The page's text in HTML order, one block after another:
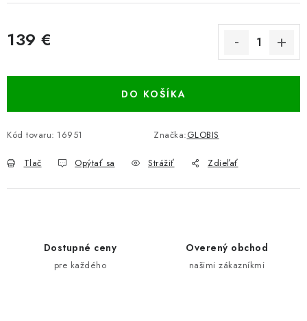
139 €
DO KOŠÍKA
Kód tovaru: 16951 Značka:GLOBIS
Tlač Opýtať sa Strážiť Zdieľať
Dostupné ceny
pre každého
Overený obchod
našimi zákazníkmi